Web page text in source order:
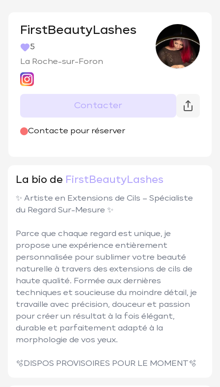
FirstBeautyLashes
5
La Roche-sur-Foron
Contacter
Contacte pour réserver
@first_beauty_lashes
La bio de FirstBeautyLashes
✨ Artiste en Extensions de Cils – Spécialiste
du Regard Sur-Mesure ✨
Parce que chaque regard est unique, je
propose une expérience entièrement
personnalisée pour sublimer votre beauté
naturelle à travers des extensions de cils de
haute qualité. Formée aux dernières
techniques et soucieuse du moindre détail, je
travaille avec précision, douceur et passion
pour créer un résultat à la fois élégant,
durable et parfaitement adapté à la
morphologie de vos yeux.
🫧DISPOS PROVISOIRES POUR LE MOMENT🫧